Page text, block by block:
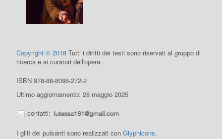
Copyright © 2018 Tutti i diritti dei testi sono riservati al gruppo di
ricerca e ai curatori dell'opera.
ISBN 978-88-8098-272-2
Ultimo aggiornamento: 28 maggio 2025
contatti:
I glifi dei pulsanti sono realizzati conGlyphicons.